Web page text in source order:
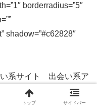
borderradius=”5″
shadow=”#c62828″
い系サイト 出会い系ア
解説します。
トップ サイドバー